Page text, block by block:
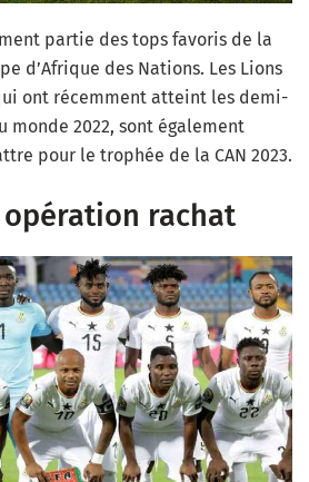
partie des tops favoris de la
d’Afrique des Nations. Les Lions
ont récemment atteint les demi-
monde 2022, sont également
pour le trophée de la CAN 2023.
opération rachat